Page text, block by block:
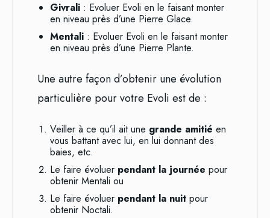
Givrali: Evoluer Evoli en le faisant monter
en niveau près d’une Pierre Glace.
Mentali: Evoluer Evoli en le faisant monter
en niveau près d’une Pierre Plante.
Une autre façon d’obtenir une évolution
particulière pour votre Evoli est de :
Veiller à ce qu’il ait une grande amitié en
vous battant avec lui, en lui donnant des
baies, etc.
Le faire évoluer pendant la journée pour
obtenir Mentali ou
Le faire évoluer pendant la nuitpour
obtenir Noctali.